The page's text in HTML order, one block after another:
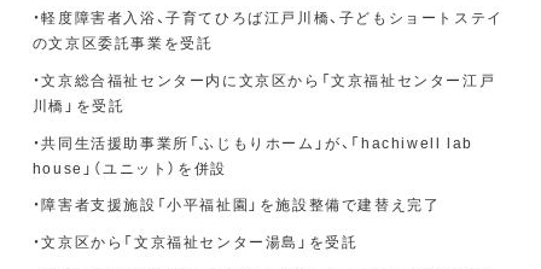
・軽度障害者入浴、子育てひろば江戸川橋、子どもショートステイ
の文京区委託事業を受託
・文京総合福祉センター内に文京区から「文京福祉センター江戸
川橋」を受託
・共同生活援助事業所「ふじもりホーム」が、「hachiwell lab
house」（ユニット）を併設
・障害者支援施設「小平福祉園」を施設整備で建替え完了
・文京区から「文京福祉センター湯島」を受託